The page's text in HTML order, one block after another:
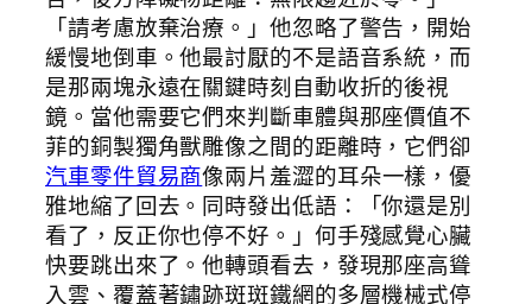
「請考慮放棄治療。」他忽略了警告，開始
緩慢地倒車。他最討厭的不是語音系統，而
是那兩塊永遠在關鍵時刻自動收折的後視
鏡。當他需要它們來判斷車體與那座價值不
菲的銅製獨角獸雕像之間的距離時，它們卻
汽車零件貿易商像兩片羞澀的耳朵一樣，優
雅地縮了回去。同時發出低語：「你還是別
看了，反正你也停不好。」何手殘感覺心臟
快要跳出來了。他轉頭看去，發現那座高聳
入雲、覆蓋著鏽跡斑斑鐵網的多層機械式停